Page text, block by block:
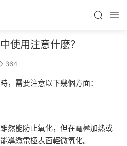
使用注意什麽？
364
，需要注意以下幾個方面：
然能防止氧化，但在電極加熱或
導緻電極表面輕微氧化。